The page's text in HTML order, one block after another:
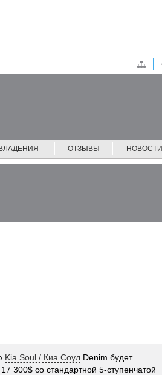
ОТЗЫВЫ НОВОСТИ
Kia Soul / Киа Соул Denim будет
300$ со стандартной 5-ступенчатой